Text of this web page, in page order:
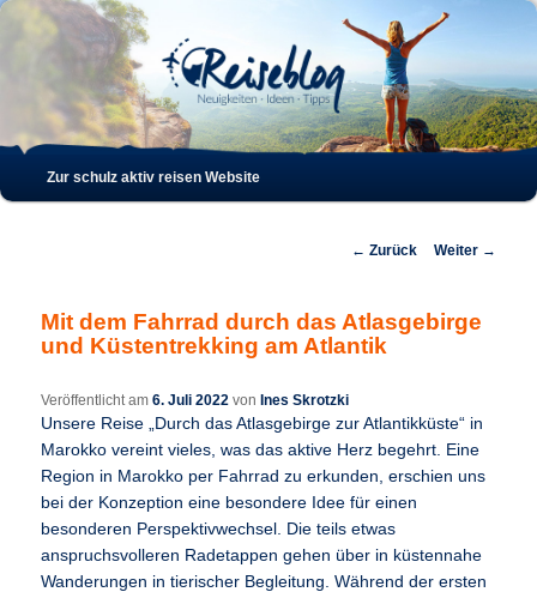
Hauptmenü
Zum
Zum
wechseln
Zur schulz aktiv reisen Website
Beitrags-
← Zurück Weiter →
Mit dem Fahrrad durch das Atlasgebirge
und Küstentrekking am Atlantik
Veröffentlicht am6. Juli 2022 von Ines Skrotzki
Unsere Reise „Durch das Atlasgebirge zur Atlantikküste“ in
Marokko vereint vieles, was das aktive Herz begehrt. Eine
Region in Marokko per Fahrrad zu erkunden, erschien uns
bei der Konzeption eine besondere Idee für einen
besonderen Perspektivwechsel. Die teils etwas
anspruchsvolleren Radetappen gehen über in küstennahe
Wanderungen in tierischer Begleitung. Während der ersten